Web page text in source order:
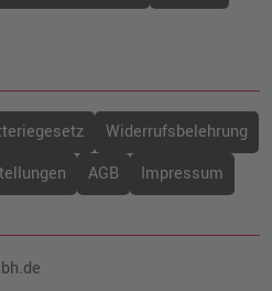
Widerrufsbelehrung
AGB Impressum